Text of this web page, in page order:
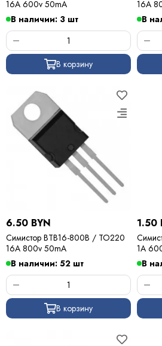
16A 600v 50mA
В наличии: 3 шт
В корзину
16A
В
6.50 BYN
Симистор BTB16-800B / TO220
16A 800v 50mA
В наличии: 52 шт
В корзину
1.50
1A
В